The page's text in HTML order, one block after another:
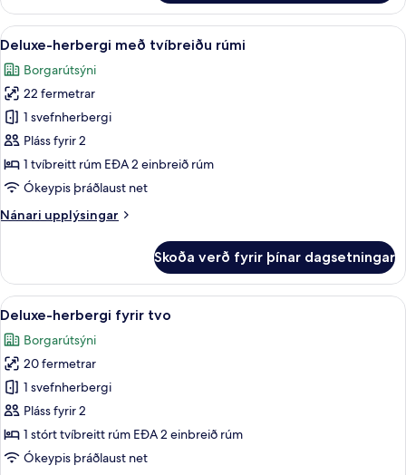
herbergi
með
tvíbreiðu
Skoða
allar
myndir
fyrir
Deluxe-
herbergi
með
tvíbreiðu
Deluxe-herbergi með tvíbreiðu
11
Deluxe-herbergi með tvíbreiðu rúmi
Borgarútsýni
22 fermetrar
1 svefnherbergi
Pláss fyrir 2
1 tvíbreitt rúm EÐA 2 einbreið rúm
Ókeypis þráðlaust net
Nánari upplýsingar
Nánari
herbergi
með
tvíbreiðu
Skoða verð fyrir þínar dagsetningar
Skoða
allar
myndir
fyrir
Deluxe-
herbergi
fyrir
tvo
Míníbar, öryggishólf í herbergi,
1
Deluxe-herbergi fyrir tvo
Borgarútsýni
20 fermetrar
1 svefnherbergi
Pláss fyrir 2
1 stórt tvíbreitt rúm EÐA 2 einbreið rúm
Ókeypis þráðlaust net